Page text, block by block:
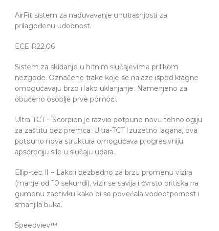
AirFit sistem za naduvavanje unutrašnjosti za
prilagođenu udobnost.
ECE R22.06
Sistem za skidanje u hitnim slučajevima prilikom
nezgode. Označene trake koje se nalaze ispod kragne
omogućavaju brzo i lako uklanjanje. Namenjeno za
obučeno osoblje prve pomoći.
Ultra TCT – Scorpion je razvio potpuno novu tehnologiju
za zaštitu bez premca: Ultra-TCT Izuzetno lagana, ova
potpuno nova struktura omogućava progresivniju
apsorpciju sile u slučaju udara.
Ellip-tec II – Lako i bezbedno za brzu promenu vizira
(manje od 10 sekundi), vizir se savija i čvrsto pritiska na
gumenu zaptivku kako bi se povećala vodootpornost i
smanjila buka.
Speedviev™